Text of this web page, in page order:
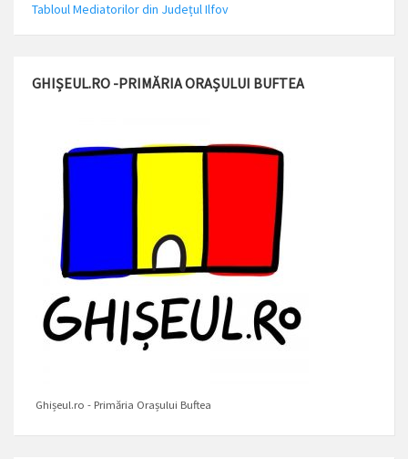
Tabloul Mediatorilor din Județul Ilfov
GHIȘEUL.RO -PRIMĂRIA ORAȘULUI BUFTEA
Ghișeul.ro - Primăria Orașului Buftea